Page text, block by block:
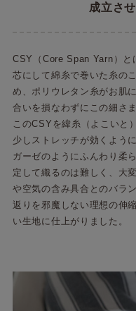
成立さ
CSY（Core Span Yarn）と
芯にして綿糸で巻いた糸の
め、ポリウレタン糸がお肌
合いを損なわずにこの細さ
このCSYを緯糸（よこいと
少しストレッチが効くよう
ガーゼのようにふんわり柔
定して織るのは難しく、大
や空気の含み具合とのバラ
返りを邪魔しない理想の伸
い生地に仕上がりました。